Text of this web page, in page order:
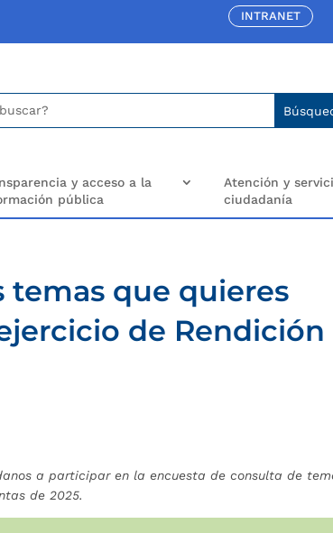
INTRANET
y acceso a la
pública
Atención y
ciudadanía
temas que quieres
de Rendición
a participar en la encuesta de consulta de
de 2025.